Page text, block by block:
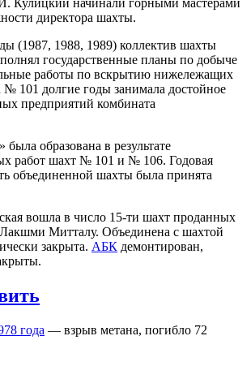
Кулицкий начинали горными масте­рами
ди­ректора шахты.
(1987, 1988, 1989) коллектив шахты
государ­ственные планы по добыче
работы по вскрытию нижележащих
101 дол­гие годы занимала достойное
предприятий комбината
образована в результате
работ шахт № 101 и № 106. Годовая
объединенной шахты была принята
вошла в число 15-ти шахт проданных
Митталу. Объединена с шахтой
закрыта. АБК демонтирован,
года — взрыв метана, погибло 72